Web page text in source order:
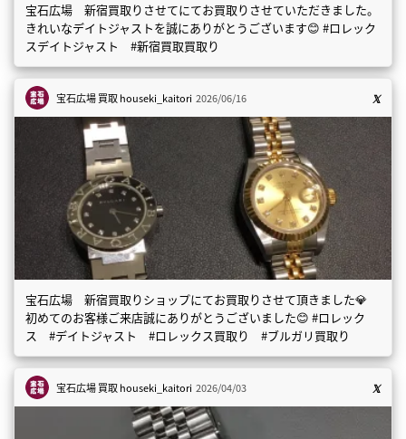
宝石広場 新宿買取りさせてにてお買取りさせていただきました。
きれいなデイトジャストを誠にありがとうございます😊 #ロレック
スデイトジャスト #新宿買取買取り
宝石広場 買取houseki_kaitori 2026/06/16
宝石広場 新宿買取りショップにてお買取りさせて頂きました💎
初めてのお客様ご来店誠にありがとうございました😊 #ロレック
ス #デイトジャスト #ロレックス買取り #ブルガリ買取り
宝石広場 買取houseki_kaitori 2026/04/03